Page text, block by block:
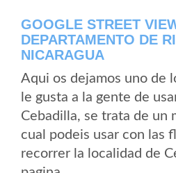
GOOGLE STREET
DEPARTAMENTO DE
NICARAGUA
Aqui os dejamos uno de
le gusta a la gente de
Cebadilla, se trata de un
cual podeis usar con las
recorrer la localidad de